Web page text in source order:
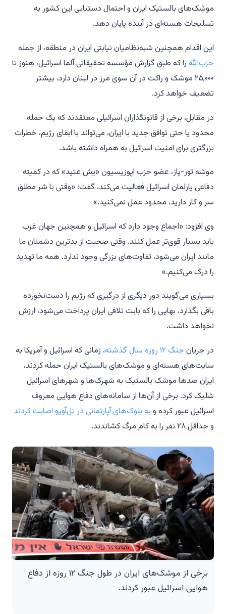
موشک‌های بالستیک ایران و احتمال دستیابی این کشور به
تسلیحات هسته‌ای در آینده پایان دهد.
این اقدام همچنین شبه‌نظامیان نیابتی ایران در منطقه، از جمله
حزب‌الله را که طبق گزارش مؤسسه تحقیقاتی آلما اسرائیل، هنوز تا
۲۵,۰۰۰ موشک و راکت در آن سوی مرز در لبنان دارد، بیشتر
تضعیف خواهد کرد.
در مقابل، برخی از قانونگذاران اسرائیلی معتقدند که یک حمله
محدود یا حتی توافق جدید با ایران، می‌تواند با ابقای رژیم، خطرات
بزرگتری برای امنیت اسرائیل به همراه داشته باشد.
موشه تور-پاز، عضو حزب اپوزیسیون «یش عتید» که در کمیته
دفاعی پارلمان اسرائیل فعالیت می‌کند، گفت: «وقتی با شر مطلق
سر و کار دارید، محدود عمل نمی‌کنید.»
وی افزود: «اجماع وجود دارد که اسرائیل و همچنین جهان غرب
باید بسیار قوی‌تر عمل کنند. وقتی صحبت از بدترین دشمنان ما
مانند ایران می‌شود، تفاوت‌های بزرگی وجود ندارد. همه ما تهدید
را درک می‌کنیم.»
بسیاری می‌گویند دور دیگری از درگیری که رژیم را دست‌نخورده
باقی بگذارد، بهایی را که بابت تلافی ایران پرداخت می‌شود، ارزش
نخواهد داشت.
در جریان جنگ ۱۲ روزه سال گذشته
، زمانی که اسرائیل و آمریکا به
سایت‌های هسته‌ای و موشک‌های بالستیک ایران حمله کردند،
ایران صدها موشک بالستیک به شهرک‌ها و شهرهای اسرائیل
شلیک کرد. برخی از آن‌ها از سامانه‌های دفاع هوایی معروف
اسرائیل عبور کرده و به بلوک‌های آپارتمانی در تل‌آویو اصابت کردند
و حداقل ۲۸ نفر را به کام مرگ کشاندند.
برخی از موشک‌های ایران در طول جنگ ۱۲ روزه از دفاع
هوایی اسرائیل عبور کردند.